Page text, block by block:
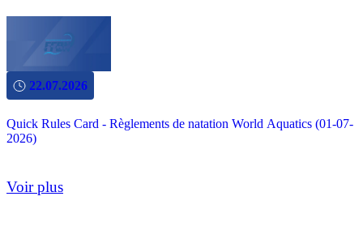
22.07.2026
Quick Rules Card - Règlements de natation World Aquatics (01-07-
2026)
Voir plus